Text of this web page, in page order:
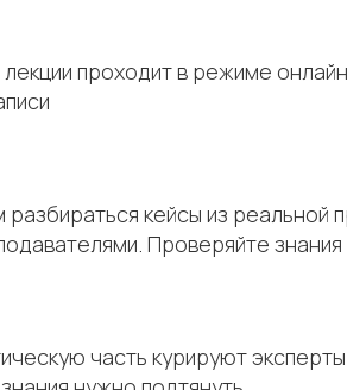
лекции проходит в режиме
кейсы из реальной
Проверяйте
часть курируют